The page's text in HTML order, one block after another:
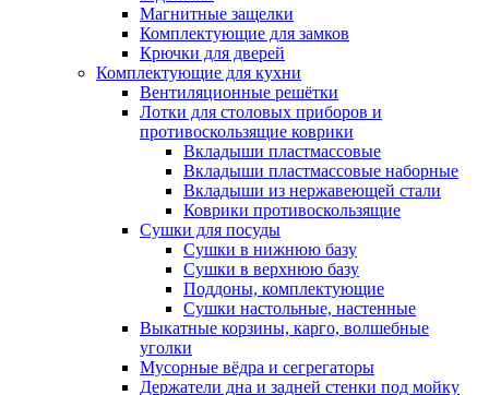
Магнитные защелки
Комплектующие для замков
Крючки для дверей
Комплектующие для кухни
Вентиляционные решётки
Лотки для столовых приборов и
противоскользящие коврики
Вкладыши пластмассовые
Вкладыши пластмассовые наборные
Вкладыши из нержавеющей стали
Коврики противоскользящие
Сушки для посуды
Сушки в нижнюю базу
Сушки в верхнюю базу
Поддоны, комплектующие
Сушки настольные, настенные
Выкатные корзины, карго, волшебные
уголки
Мусорные вёдра и сегрегаторы
Держатели дна и задней стенки под мойку